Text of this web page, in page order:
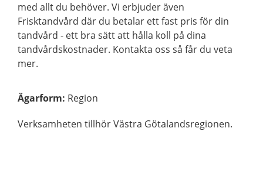
med allt du behöver. Vi erbjuder även
Frisktandvård där du betalar ett fast pris för din
tandvård - ett bra sätt att hålla koll på dina
tandvårdskostnader. Kontakta oss så får du veta
mer.
Ägarform: Region
Verksamheten tillhör Västra Götalandsregionen.